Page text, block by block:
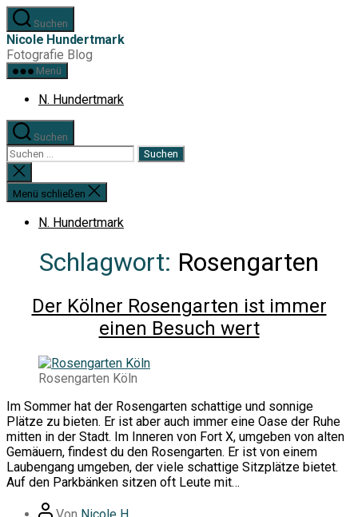
Zum
Inhalt
springen
Suchen
Nicole Hundertmark
Fotografie Blog
Menü
N. Hundertmark
Suchen
Suchen
nach:
Suche
schließen
Menü schließen
N. Hundertmark
Schlagwort: Rosengarten
Der Kölner Rosengarten ist immer
einen Besuch wert
Rosengarten Köln
Im Sommer hat der Rosengarten schattige und sonnige
Plätze zu bieten. Er ist aber auch immer eine Oase der Ruhe
mitten in der Stadt. Im Inneren von Fort X, umgeben von alten
Gemäuern, findest du den Rosengarten. Er ist von einem
Laubengang umgeben, der viele schattige Sitzplätze bietet.
Auf den Parkbänken sitzen oft Leute mit…
Beitragsautor